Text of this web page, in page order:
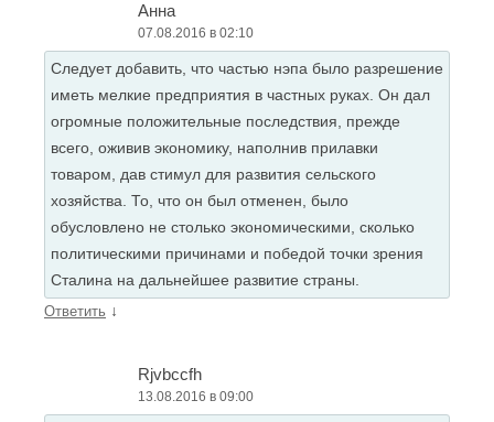
Анна
07.08.2016 в 02:10
Следует добавить, что частью нэпа было разрешение
иметь мелкие предприятия в частных руках. Он дал
огромные положительные последствия, прежде
всего, оживив экономику, наполнив прилавки
товаром, дав стимул для развития сельского
хозяйства. То, что он был отменен, было
обусловлено не столько экономическими, сколько
политическими причинами и победой точки зрения
Сталина на дальнейшее развитие страны.
Ответить ↓
Rjvbccfh
13.08.2016 в 09:00